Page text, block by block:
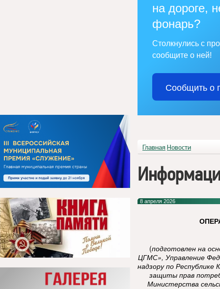
на дороге,
фонарь?
Столкнулись с
сообщите о ней!
Сообщить о
Главная Новости
8 апреля 2026
(подготовлен на
ЦГМС», Управление
надзору по Республике
защиты прав
Министерства